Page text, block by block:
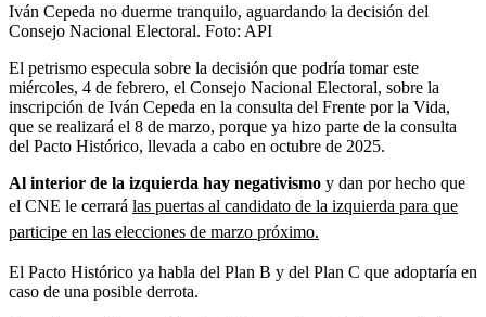
Iván Cepeda no duerme tranquilo, aguardando la decisión del
Consejo Nacional Electoral. Foto: API
El petrismo especula sobre la decisión que podría tomar este
miércoles, 4 de febrero, el Consejo Nacional Electoral, sobre la
inscripción de Iván Cepeda en la consulta del Frente por la Vida,
que se realizará el 8 de marzo, porque ya hizo parte de la consulta
del Pacto Histórico, llevada a cabo en octubre de 2025.
Al interior de la izquierda hay negativismo y dan por hecho que
el CNE le cerrará las puertas al candidato de la izquierda para que
participe en las elecciones de marzo próximo.
El Pacto Histórico ya habla del Plan B y del Plan C que adoptaría en
caso de una posible derrota.